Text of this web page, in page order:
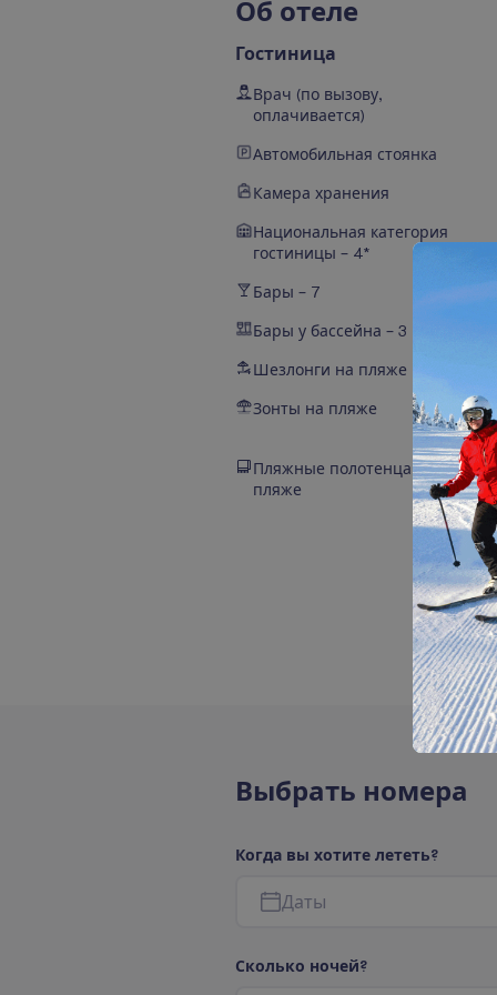
Об отеле
Гостиница
Врач (по вызову,
оплачивается)
Автомобильная стоянка
Камера хранения
Национальная категория
гостиницы – 4*
Бары – 7
Бары у бассейна – 3
Шезлонги на пляже
Зонты на пляже
Пляжные полотенца на
пляже
Выбрать номера
Когда вы хотите лететь?
Даты
Сколько ночей?